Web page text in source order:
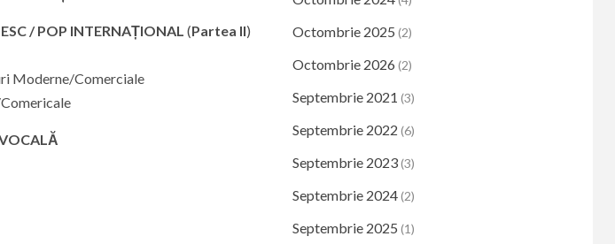
/ POP INTERNAȚIONAL (Partea II)
Moderne/Comerciale
Octombrie 2025 (2)
Octombrie 2026 (2)
Septembrie 2021 (3)
Septembrie 2022 (6)
Septembrie 2023(3)
Septembrie 2024(2)
Septembrie 2025 (1)